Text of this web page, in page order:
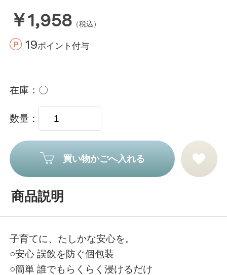
￥1,958 （税込）
19ポイント付与
在庫 〇
数量
買い物かごへ入れる
商品説明
子育てに、たしかな安心を。
○安心 誤飲を防ぐ個包装
○簡単 誰でもらくらく浸けるだけ